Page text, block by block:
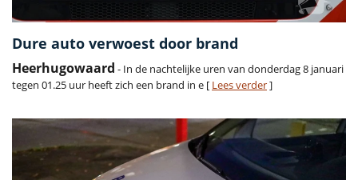
Dure auto verwoest door brand
Heerhugowaard - In de nachtelijke uren van donderdag 8 januari
tegen 01.25 uur heeft zich een brand in e [ Lees verder]